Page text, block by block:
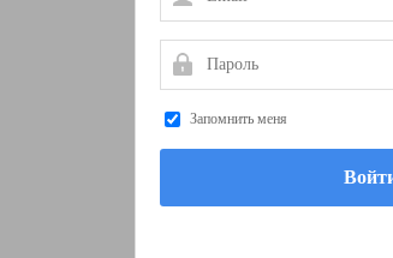
Пароль
Запомнить меня